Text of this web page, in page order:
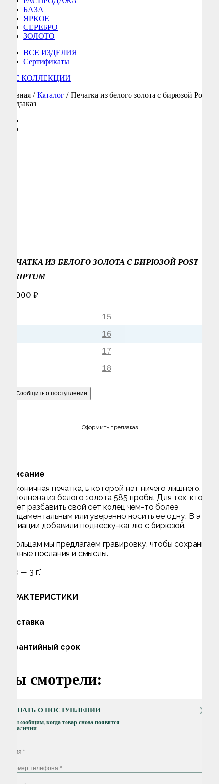
БАЗА
ЯРКОЕ
СЕРЕБРО
ЗОЛОТО
ВСЕ ИЗДЕЛИЯ
Сертификаты
ВСЕ КОЛЛЕКЦИИ
Главная / Каталог / Печатка из белого золота с бирюзой Post
предзаказ
ПЕЧАТКА ИЗ БЕЛОГО ЗОЛОТА С БИРЮЗОЙ POST
SCRIPTUM
65 000 ₽
15
16
17
18
Сообщить о поступлении
Оформить предзаказ
Описание
"Лаконичная печатка, в которой нет ничего лишнего.
Выполнена из белого золота 585 пробы. Для тех, кто
хочет разбавить свой сет колец чем-то более
фундаментальным или уверенно носить ее одну. В этой
вариации добавили подвеску-каплю с бирюзой.
К кольцам мы предлагаем гравировку, чтобы сохранить
важные послания и смыслы.
Вес — 3 г."
ХАРАКТЕРИСТИКИ
Доставка
Гарантийный срок
Вы смотрели:
УЗНАТЬ О ПОСТУПЛЕНИИ
Мы сообщим, когда товар снова появится
в наличии